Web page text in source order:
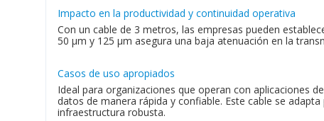
Impacto en la productividad y continuidad operativa
Con un cable de 3 metros, las empresas pueden
50 µm y 125 µm asegura una baja atenuación en la
Casos de uso apropiados
Ideal para organizaciones que operan con aplicaciones
datos de manera rápida y confiable. Este cable se
infraestructura robusta.